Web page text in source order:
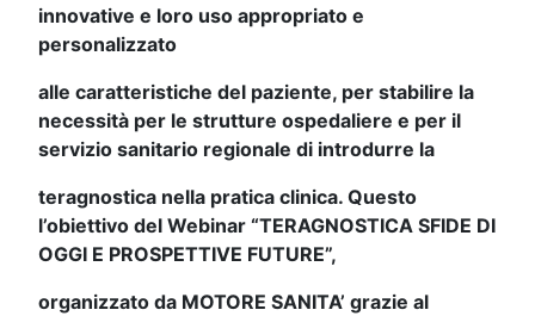
innovative e loro uso appropriato e
personalizzato
alle caratteristiche del paziente, per stabilire la
necessità per le strutture ospedaliere e per il
servizio sanitario regionale di introdurre la
teragnostica nella pratica clinica. Questo
l’obiettivo del Webinar “TERAGNOSTICA SFIDE DI
OGGI E PROSPETTIVE FUTURE”,
organizzato da MOTORE SANITA’ grazie al